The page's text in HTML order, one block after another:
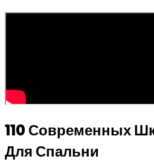
110 Современных
Для Спальни